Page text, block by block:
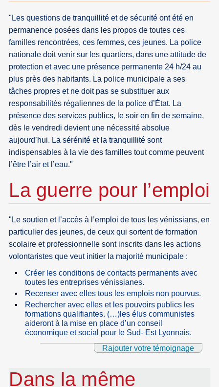
"Les questions de tranquillité et de sécurité ont été en
permanence posées dans les propos de toutes ces
familles rencontrées, ces femmes, ces jeunes. La police
nationale doit venir sur les quartiers, dans une attitude de
protection et avec une présence permanente 24 h/24 au
plus près des habitants. La police municipale a ses
tâches propres et ne doit pas se substituer aux
responsabilités régaliennes de la police d’État. La
présence des services publics, le soir en fin de semaine,
dès le vendredi devient une nécessité absolue
aujourd’hui. La sérénité et la tranquillité sont
indispensables à la vie des familles tout comme peuvent
l’être l’air et l’eau."
La guerre pour l’emploi
"Le soutien et l’accès à l’emploi de tous les vénissians, en
particulier des jeunes, de ceux qui sortent de formation
scolaire et professionnelle sont inscrits dans les actions
volontaristes que veut initier la majorité municipale :
Créer les conditions de contacts permanents avec
toutes les entreprises vénissianes.
Recenser avec elles tous les emplois non pourvus.
Rechercher avec elles et les pouvoirs publics les
formations qualifiantes. (…)les élus communistes
aideront à la mise en place d’un conseil
économique et social pour le Sud- Est Lyonnais.
Rajouter votre témoignage
Dans la même